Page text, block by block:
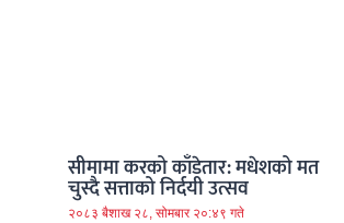
सीमामा करको काँडेतार: मधेशको मत
चुस्दै सत्ताको निर्दयी उत्सव
२०८३ बैशाख २८, सोमबार २०:४९ गते